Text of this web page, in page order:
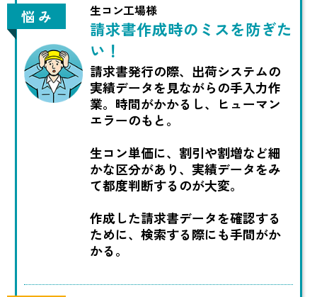
悩 み 生コン工場様
請求書作成時のミスを防ぎた
い！
請求書発行の際、出荷システムの
実績データを見ながらの手入力作
業。時間がかかるし、ヒューマン
エラーのもと。
生コン単価に、割引や割増など細
かな区分があり、実績データをみ
て都度判断するのが大変。
作成した請求書データを確認する
ために、検索する際にも手間がか
かる。